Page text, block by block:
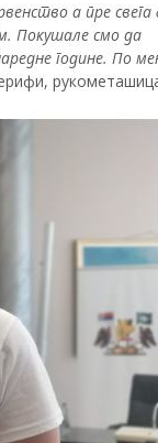
а пре свега
Покушале смо да
године. По